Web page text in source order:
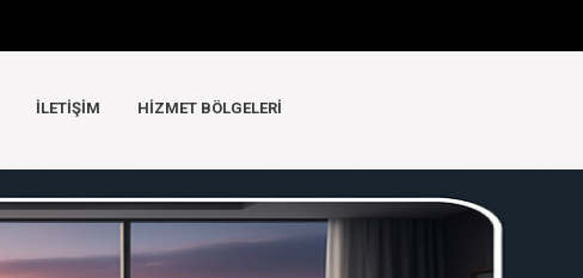
İLETIŞIM HIZMET BÖLGELERI